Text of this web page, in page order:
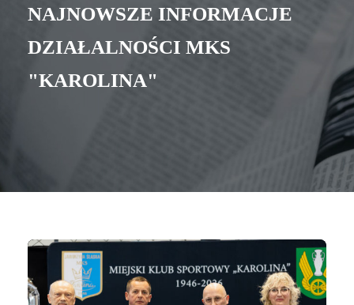
NAJNOWSZE INFORMACJE
DZIAŁALNOŚCI MKS
"KAROLINA"